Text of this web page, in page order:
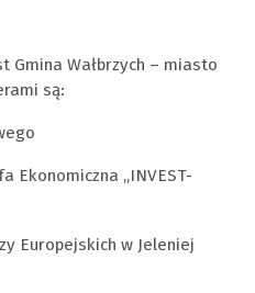
Wałbrzych – miasto
są:
Ekonomiczna „INVEST-
Europejskich w Jeleniej